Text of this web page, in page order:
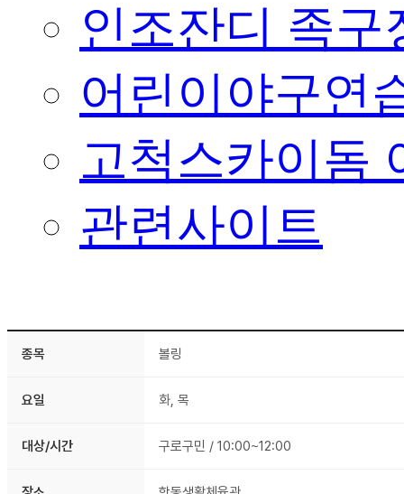
인조잔디 족구
어린이야구연
고척스카이돔
관련사이트
종목 볼링
요일 화, 목
대상/시간 구로구민 / 10:00~12:00